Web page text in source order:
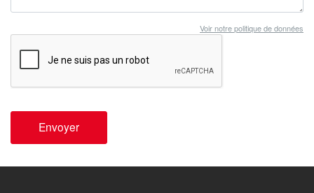
Voir notre politique de données
Envoyer